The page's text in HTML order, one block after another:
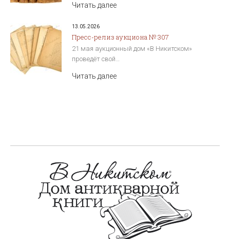
Читать далее
13.05.2026
Пресс-релиз аукциона № 307
21 мая аукционный дом «В Никитском»
проведёт свой…
Читать далее